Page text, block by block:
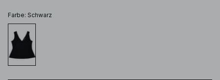
Farbe: Schwarz